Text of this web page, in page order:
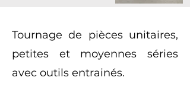
Tournage de pièces unitaires,
petites et moyennes séries
avec outils entrainés.